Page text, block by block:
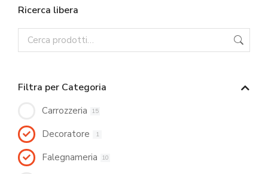
Ricerca libera
Filtra per Categoria
Carrozzeria 15
Decoratore 1
Falegnameria 10